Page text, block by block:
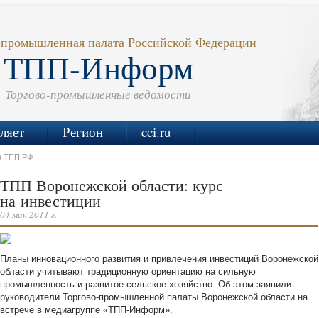
палата Российской Федерации
ТПП-Информ
Торгово-промышленные ведомости
Регион cci.ru
ТПП РФ
ТПП Воронежской области: курс
на инвестиции
04 мая 2011 г.
Планы инновационного развития и привлечения инвестиций Воронежской
области учитывают традиционную ориентацию на сильную
промышленность и развитое сельское хозяйство. Об этом заявили
руководители Торгово-промышленной палаты Воронежской области на
встрече в медиагруппе «ТПП-Информ».